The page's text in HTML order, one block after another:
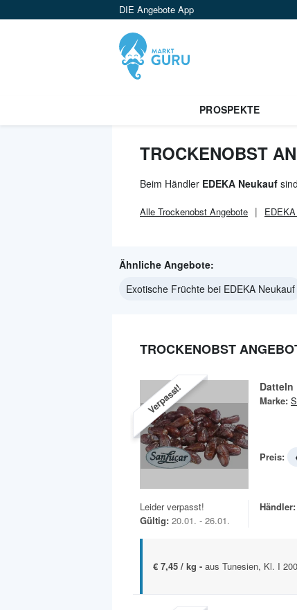
DIE Angebote App
PROSPEKTE
TROCKENOBST
Beim Händler EDEKA Neukauf
Alle Trockenobst Angebote
Ähnliche Angebote:
Exotische Früchte bei EDEKA Neukauf
TROCKENOBST
Verpasst! Datteln
Marke:
Preis:
Leider verpasst!
Gültig: 20.01. - 26.01.
Händler:
€ 7,45 / kg - aus Tunesien, Kl. I